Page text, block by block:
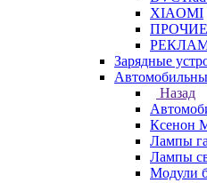
XIAOMI
ПРОЧИЕ
Зарядные
Назад
Ксенон
Лампы
Лампы
Модули